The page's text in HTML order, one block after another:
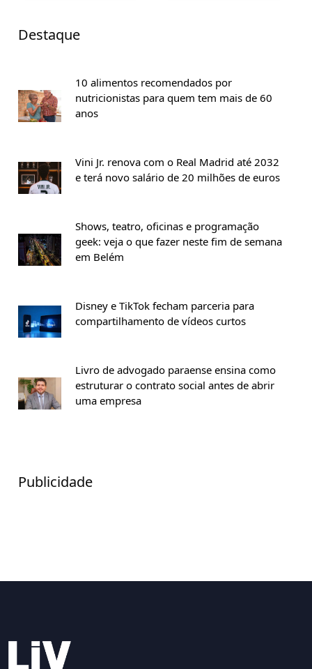
Destaque
10 alimentos recomendados por
nutricionistas para quem tem mais de 60
anos
Vini Jr. renova com o Real Madrid até 2032
e terá novo salário de 20 milhões de euros
Shows, teatro, oficinas e programação
geek: veja o que fazer neste fim de semana
em Belém
Disney e TikTok fecham parceria para
compartilhamento de vídeos curtos
Livro de advogado paraense ensina como
estruturar o contrato social antes de abrir
uma empresa
Publicidade